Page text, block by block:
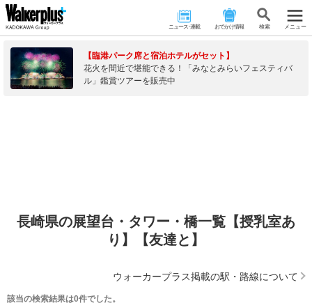
ニュース･連載 おでかけ情報 検 索 メニュー
【臨港パーク席と宿泊ホテルがセット】
花火を間近で堪能できる！「みなとみらいフェスティバ
ル」鑑賞ツアーを販売中
長崎県の展望台・タワー・橋一覧【授乳室あ
り】【友達と】
ウォーカープラス掲載の駅・路線について
該当の検索結果は0件でした。